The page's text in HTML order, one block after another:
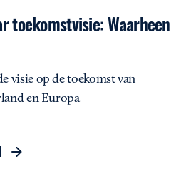
toekomstvisie: Waarheen
visie op de toekomst van
en Europa